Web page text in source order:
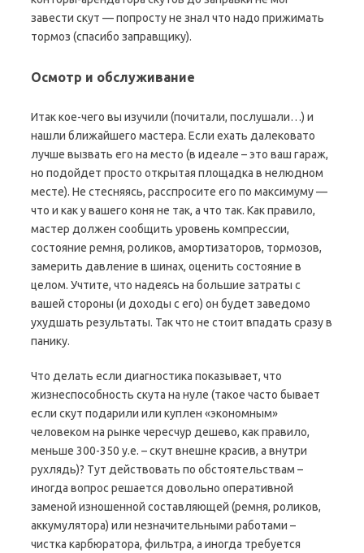
завести скут — попросту не знал что надо прижимать
тормоз (спасибо заправщику).
Осмотр и обслуживание
Итак кое-чего вы изучили (почитали, послушали…) и
нашли ближайшего мастера. Если ехать далековато
лучше вызвать его на место (в идеале – это ваш гараж,
но подойдет просто открытая площадка в нелюдном
месте). Не стесняясь, расспросите его по максимуму —
что и как у вашего коня не так, а что так. Как правило,
мастер должен сообщить уровень компрессии,
состояние ремня, роликов, амортизаторов, тормозов,
замерить давление в шинах, оценить состояние в
целом. Учтите, что надеясь на большие затраты с
вашей стороны (и доходы с его) он будет заведомо
ухудшать результаты. Так что не стоит впадать сразу в
панику.
Что делать если диагностика показывает, что
жизнеспособность скута на нуле (такое часто бывает
если скут подарили или куплен «экономным»
человеком на рынке чересчур дешево, как правило,
меньше 300-350 у.е. – скут внешне красив, а внутри
рухлядь)? Тут действовать по обстоятельствам –
иногда вопрос решается довольно оперативной
заменой изношенной составляющей (ремня, роликов,
аккумулятора) или незначительными работами –
чистка карбюратора, фильтра, а иногда требуется